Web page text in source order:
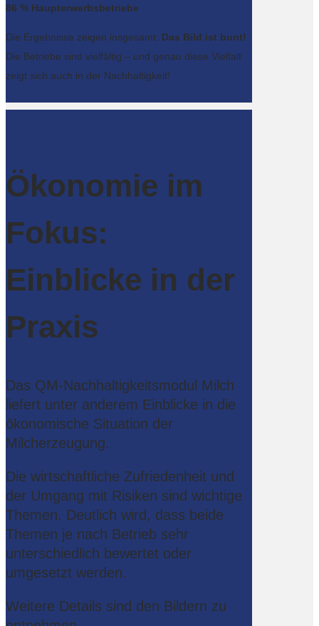
86 % Haupterwerbsbetriebe
Die Ergebnisse zeigen insgesamt: Das Bild ist bunt!
Die Betriebe sind vielfältig – und genau diese Vielfalt
zeigt sich auch in der Nachhaltigkeit!
Ökonomie im
Fokus:
Einblicke in der
Praxis
Das QM-Nachhaltigkeitsmodul Milch
liefert unter anderem Einblicke in die
ökonomische Situation der
Milcherzeugung.
Die wirtschaftliche Zufriedenheit und
der Umgang mit Risiken sind wichtige
Themen. Deutlich wird, dass beide
Themen je nach Betrieb sehr
unterschiedlich bewertet oder
umgesetzt werden.
Weitere Details sind den Bildern zu